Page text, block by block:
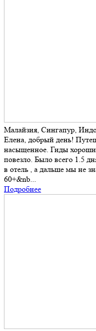
Малайзия, Сингапур,
Елена, добрый день!
насыщенное. Гиды
повезло. Было всего 1.5
в отель , а дальше мы не
60+&nb...
Подробнее